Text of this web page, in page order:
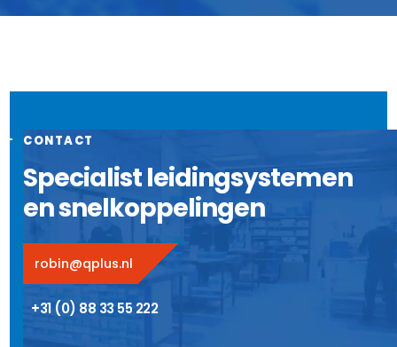
CONTACT
Specialist leidingsystemen
en snelkoppelingen
robin@qplus.nl
+31 (0) 88 33 55 222